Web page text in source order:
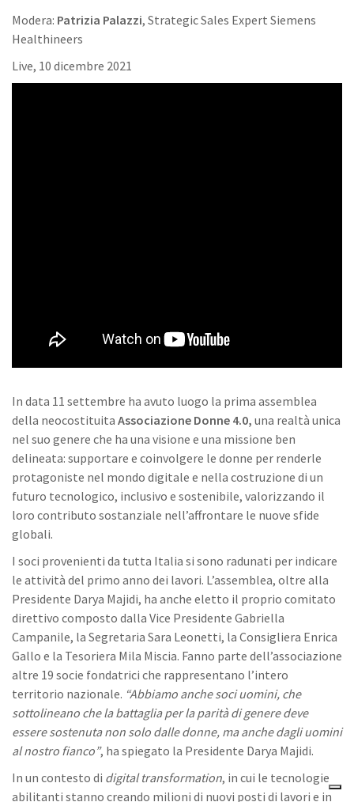
Modera: Patrizia Palazzi, Strategic Sales Expert Siemens
Healthineers
Live, 10 dicembre 2021
In data 11 settembre ha avuto luogo la prima assemblea
della neocostituita Associazione Donne 4.0, una realtà unica
nel suo genere che ha una visione e una missione ben
delineata: supportare e coinvolgere le donne per renderle
protagoniste nel mondo digitale e nella costruzione di un
futuro tecnologico, inclusivo e sostenibile, valorizzando il
loro contributo sostanziale nell’affrontare le nuove sfide
globali.
I soci provenienti da tutta Italia si sono radunati per indicare
le attività del primo anno dei lavori. L’assemblea, oltre alla
Presidente Darya Majidi, ha anche eletto il proprio comitato
direttivo composto dalla Vice Presidente Gabriella
Campanile, la Segretaria Sara Leonetti, la Consigliera Enrica
Gallo e la Tesoriera Mila Miscia. Fanno parte dell’associazione
altre 19 socie fondatrici che rappresentano l’intero
territorio nazionale. “Abbiamo anche soci uomini, che
sottolineano che la battaglia per la parità di genere deve
essere sostenuta non solo dalle donne, ma anche dagli uomini
al nostro fianco”, ha spiegato la Presidente Darya Majidi.
In un contesto di digital transformation, in cui le tecnologie
abilitanti stanno creando milioni di nuovi posti di lavori e in